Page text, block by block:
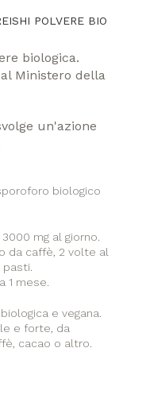
POLVERE BIO
biologica.
Ministero della
un'azione
biologico
mg al giorno.
da caffè, 2 volte al
1 mese.
e vegana.
e forte, da
cacao o altro.